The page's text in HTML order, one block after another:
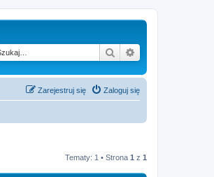
Szukaj
Zaloguj się
Zarejestruj się
Tematy: 1 • Strona 1 z 1